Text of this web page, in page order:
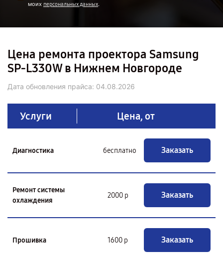
моих персональных данных.
Цена ремонта проектора Samsung
SP-L330W в Нижнем Новгороде
Дата обновления прайса: 04.08.2026
Услуги Цена, от
Диагностика бесплатно Заказать
Ремонт системы
охлаждения
2000 р Заказать
Прошивка 1600 р Заказать